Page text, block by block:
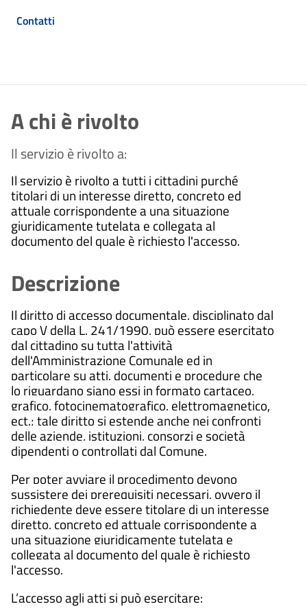
Contatti
A chi è rivolto
Il servizio è rivolto a:
Il servizio è rivolto a tutti i cittadini purché
titolari di un interesse diretto, concreto ed
attuale corrispondente a una situazione
giuridicamente tutelata e collegata al
documento del quale è richiesto l'accesso.
Descrizione
Il diritto di accesso documentale, disciplinato dal
capo V della L. 241/1990, può essere esercitato
dal cittadino su tutta l'attività
dell'Amministrazione Comunale ed in
particolare su atti, documenti e procedure che
lo riguardano siano essi in formato cartaceo,
grafico, fotocinematografico, elettromagnetico,
ect.; tale diritto si estende anche nei confronti
delle aziende, istituzioni, consorzi e società
dipendenti o controllati dal Comune.
Per poter avviare il procedimento devono
sussistere dei prerequisiti necessari, ovvero il
richiedente deve essere titolare di un interesse
diretto, concreto ed attuale corrispondente a
una situazione giuridicamente tutelata e
collegata al documento del quale è richiesto
l'accesso.
L’accesso agli atti si può esercitare: